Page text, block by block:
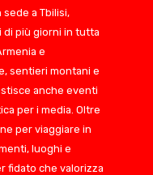
sede a Tbilisi,
di più giorni in tutta
e
sentieri montani e
anche eventi
per i media. Oltre
per viaggiare in
luoghi e
fidato che valorizza